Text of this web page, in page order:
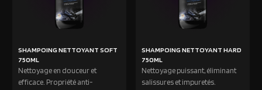
SHAMPOING NETTOYANT SOFT
750ML
Nettoyage en douceur et
efficace. Propriété anti-
SHAMPOING NETTOYANT HARD
750ML
Nettoyage puissant, éliminant
salissures et impuretés.